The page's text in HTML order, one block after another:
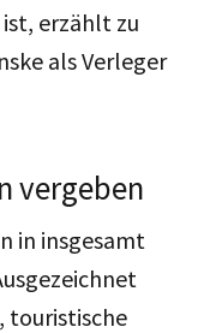
erzählt zu
als Verleger
vergeben
in insgesamt
touristische